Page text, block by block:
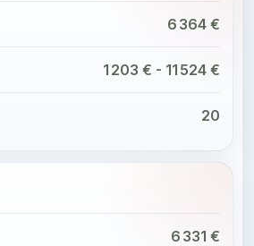
6 364 €
1 203 € - 11 524 €
20
6 331 €